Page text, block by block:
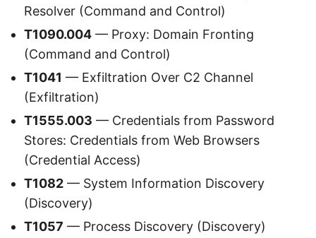
Resolver (Command and Control)
T1090.004 — Proxy: Domain Fronting
(Command and Control)
T1041 — Exfiltration Over C2 Channel
(Exfiltration)
T1555.003 — Credentials from Password
Stores: Credentials from Web Browsers
(Credential Access)
T1082 — System Information Discovery
(Discovery)
T1057 — Process Discovery (Discovery)